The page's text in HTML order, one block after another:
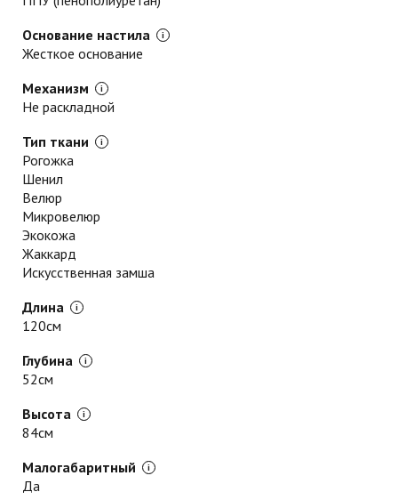
Основание настила
Жесткое основание
Механизм
Не раскладной
Тип ткани
Рогожка
Шенил
Велюр
Микровелюр
Экокожа
Жаккард
Искусственная замша
Длина
120см
Глубина
52см
Высота
84см
Малогабаритный
Да